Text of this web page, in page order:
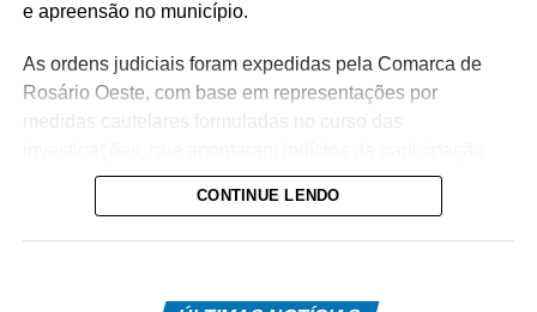
e apreensão no município.
As ordens judiciais foram expedidas pela Comarca de
Rosário Oeste, com base em representações por
medidas cautelares formuladas no curso das
dos alvos no tráfico de drogas na região.
CONTINUE LENDO